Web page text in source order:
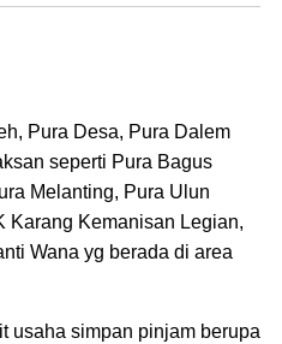
Pura Desa, Pura Dalem
seperti Pura Bagus
Melanting, Pura Ulun
Karang Kemanisan Legian,
Wana yg berada di area
usaha simpan pinjam berupa